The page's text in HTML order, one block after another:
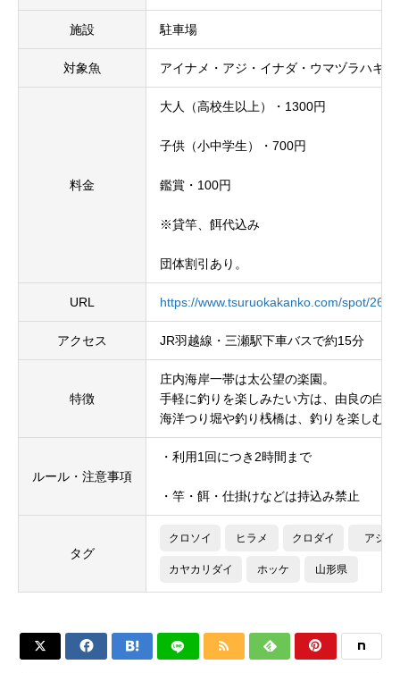
施設 駐車場
対象魚 アイナメ・アジ・イナダ・ウマヅラハギ
料金
大人（高校生以上）・1300円
子供（小中学生）・700円
鑑賞・100円
※貸竿、餌代込み
団体割引あり。
URL https://www.tsuruokakanko.com/spot/263
アクセス JR羽越線・三瀬駅下車バスで約15分
特徴
庄内海岸一帯は太公望の楽園。
手軽に釣りを楽しみたい方は、由良の白
海洋つり堀や釣り桟橋は、釣りを楽しむ
ルール・注意事項
・利用1回につき2時間まで
・竿・餌・仕掛けなどは持込み禁止
タグ
クロソイ ヒラメ クロダイ アジ
カヤカリダイ ホッケ 山形県
     